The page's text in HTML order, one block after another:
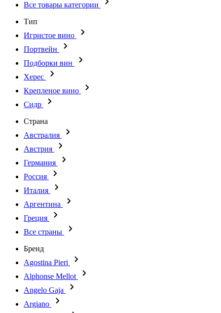
Все товары категории
Тип
Игристое вино
Портвейн
Подборки вин
Херес
Крепленое вино
Сидр
Страна
Австралия
Австрия
Германия
Россия
Италия
Аргентина
Греция
Все страны
Бренд
Agostina Pieri
Alphonse Mellot
Angelo Gaja
Argiano